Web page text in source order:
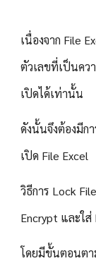
เนื่องจาก File
ตัวเลขที่เป็นคว
เปิดได้เท่านั้น
ดังนั้นจึงต้องมีก
เปิด File Excel
วิธีการ Lock
Encrypt และใส่
โดยมีขั้นตอนต